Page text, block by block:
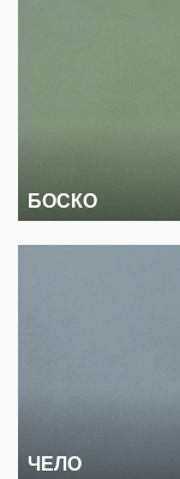
БОСКО
ЧЕЛО